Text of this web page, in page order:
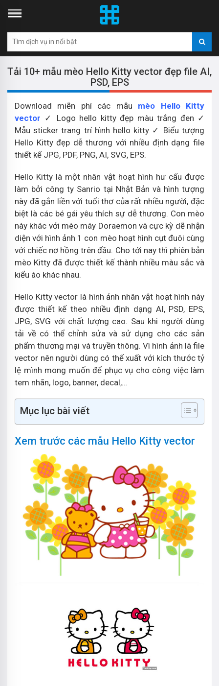
Tải 10+ mẫu mèo Hello Kitty vector đẹp file AI,
PSD, EPS
Download miễn phí các mẫu mèo Hello Kitty
vector ✓ Logo hello kitty đẹp màu trắng đen ✓
Mẫu sticker trang trí hình hello kitty ✓ Biểu tượng
Hello Kitty đẹp dễ thương với nhiều định dạng file
thiết kế JPG, PDF, PNG, AI, SVG, EPS.
Hello Kitty là một nhân vật hoạt hình hư cấu được
làm bởi công ty Sanrio tại Nhật Bản và hình tượng
này đã gắn liền với tuổi thơ của rất nhiều người, đặc
biệt là các bé gái yêu thích sự dễ thương. Con mèo
này khác với mèo máy Doraemon và cực kỳ dễ nhận
diện với hình ảnh 1 con mèo hoạt hình cụt đuôi cùng
với chiếc nơ hồng trên đầu. Cho tới nay thì phiên bản
mèo Kitty đã được thiết kế thành nhiều màu sắc và
kiểu áo khác nhau.
Hello Kitty vector là hình ảnh nhân vật hoạt hình này
được thiết kế theo nhiều định dạng AI, PSD, EPS,
JPG, SVG với chất lượng cao. Sau khi người dùng
tải về có thể chỉnh sửa và sử dụng cho các sản
phẩm thương mại và truyền thông. Vì hình ảnh là file
vector nên người dùng có thể xuất với kích thước tỷ
lệ mình mong muốn để phục vụ cho công việc làm
tem nhãn, logo, banner, decal,…
Mục lục bài viết
Xem trước các mẫu Hello Kitty vector